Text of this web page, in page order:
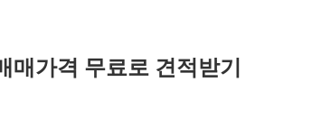
매가격 무료로 견적받기